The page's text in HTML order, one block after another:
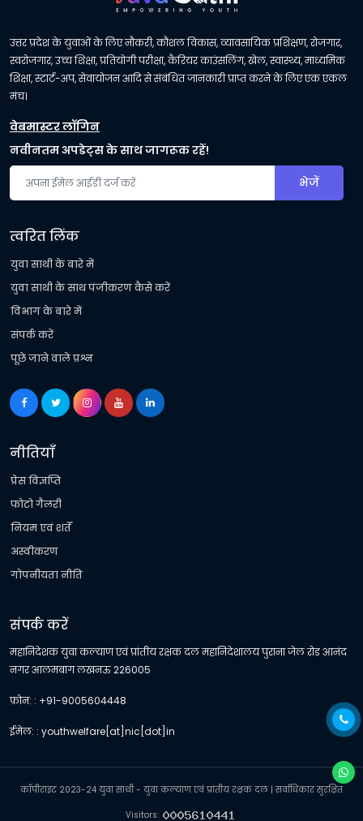
उत्तर प्रदेश के युवाओं के लिए नौकरी, कौशल विकास, व्यावसायिक प्रशिक्षण, रोजगार,
स्वरोजगार, उच्च शिक्षा, प्रतियोगी परीक्षा, कैरियर काउंसलिंग, खेल, स्वास्थ्य, माध्यमिक
शिक्षा, स्टार्ट-अप, सेवायोजन आदि से संबंधित जानकारी प्राप्त करने के लिए एक एकल
मंच।
वेबमास्टर लॉगिन
नवीनतम अपडेट्स के साथ जागरूक रहें!
भेजें
त्वरित लिंक
युवा साथी के बारे में
युवा साथी के साथ पंजीकरण कैसे करें
विभाग के बारे में
संपर्क करें
पूछे जाने वाले प्रश्न
नीतियाँ
प्रेस विज्ञप्ति
फोटो गैलरी
नियम एवं शर्तें
अस्वीकरण
गोपनीयता नीति
संपर्क करें
महानिदेशक युवा कल्याण एवं प्रांतीय रक्षक दल महानिदेशालय पुराना जेल रोड आनंद
नगर आलमबाग लखनऊ 226005
फ़ोन: : +91-9005604448
ईमेल: : youthwelfare[at]nic[dot]in
कॉपीराइट 2023-24 युवा साथी - युवा कल्याण एवं प्रांतीय रक्षक दल | सर्वाधिकार सुरक्षित
Visitors: